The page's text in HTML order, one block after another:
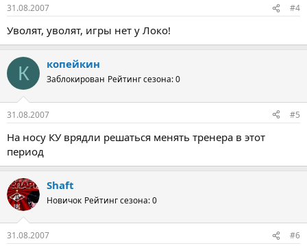
31.08.2007 #4
Уволят, уволят, игры нет у Локо!
К копейкин
Заблокирован Рейтинг сезона: 0
31.08.2007 #5
На носу КУ врядли решаться менять тренера в этот
период
Shaft
Новичок Рейтинг сезона: 0
31.08.2007 #6